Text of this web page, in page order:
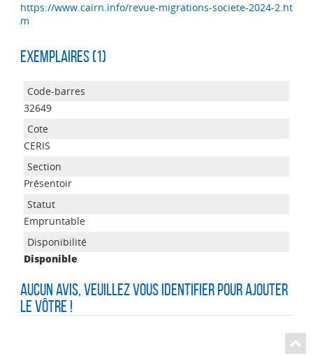
https://www.cairn.info/revue-migrations-societe-2024-2.ht
m
Exemplaires (1)
32649
CERIS
Présentoir
Empruntable
Disponible
Aucun avis, veuillez vous identifier pour ajouter
le vôtre !